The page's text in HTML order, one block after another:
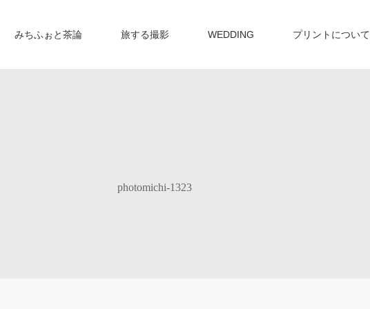
みちふぉと茶論 旅する撮影 WEDDING プリントについて
photomichi-1323